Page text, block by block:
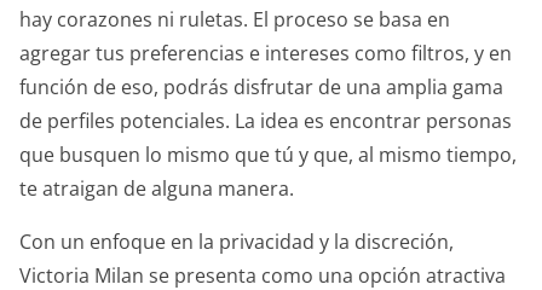
hay corazones ni ruletas. El proceso se basa en
agregar tus preferencias e intereses como filtros, y en
función de eso, podrás disfrutar de una amplia gama
de perfiles potenciales. La idea es encontrar personas
que busquen lo mismo que tú y que, al mismo tiempo,
te atraigan de alguna manera.
Con un enfoque en la privacidad y la discreción,
Victoria Milan se presenta como una opción atractiva